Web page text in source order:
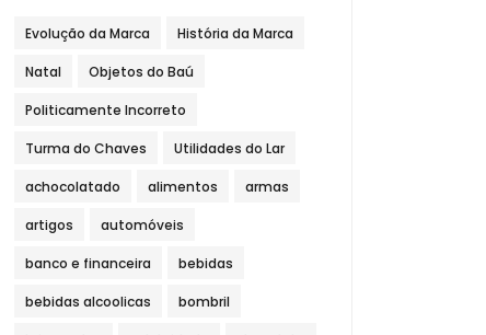
Evolução da Marca História da Marca
Natal Objetos do Baú
Politicamente Incorreto
Turma do Chaves Utilidades do Lar
achocolatado alimentos armas
artigos automóveis
banco e financeira bebidas
bebidas alcoolicas bombril